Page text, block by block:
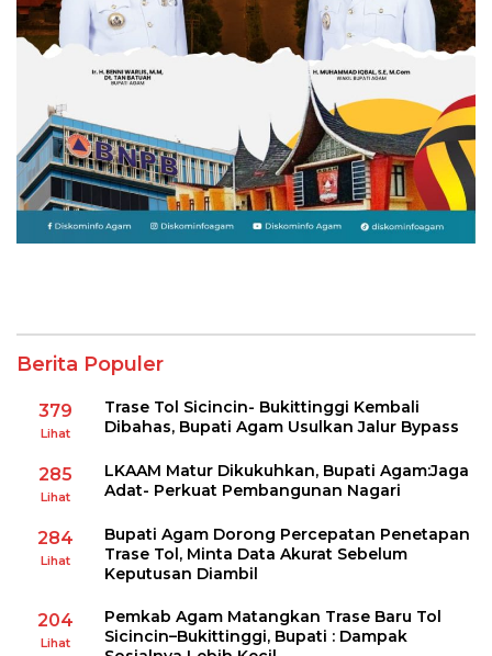
Berita Populer
379
Lihat
Trase Tol Sicincin- Bukittinggi Kembali
Dibahas, Bupati Agam Usulkan Jalur Bypass
285
Lihat
LKAAM Matur Dikukuhkan, Bupati Agam:Jaga
Adat- Perkuat Pembangunan Nagari
284
Lihat
Bupati Agam Dorong Percepatan Penetapan
Trase Tol, Minta Data Akurat Sebelum
Keputusan Diambil
204
Lihat
Pemkab Agam Matangkan Trase Baru Tol
Sicincin–Bukittinggi, Bupati : Dampak